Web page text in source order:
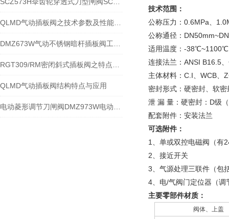
QLMD气动插板阀结构特点与应用
技术范围：
公称压力： 0.6MPa、
公称通径：
适用温度：-38℃~1100℃
连接法兰：ANSI B16.5
主体材料：C.I、WCB、
密封形式：硬密封、软密
泄 漏 量：硬密封：D级
配套附件：安装法兰
可选附件：
1、单或双控电磁阀（有
2、接近开关
3、气源处理三联件（包
4、电/气阀门定位器（调
主要零部件材质：
阀体、上盖